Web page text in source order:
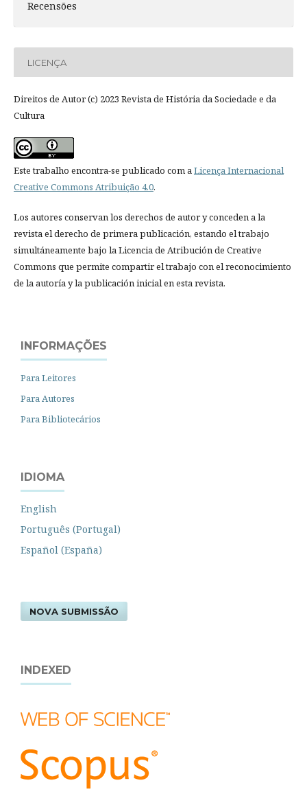
Recensões
LICENÇA
Direitos de Autor (c) 2023 Revista de História da Sociedade e da
Cultura
Este trabalho encontra-se publicado com aLicença Internacional
Creative Commons Atribuição 4.0.
Los autores conservan los derechos de autor y conceden a la
revista el derecho de primera publicación, estando el trabajo
simultáneamente bajo la Licencia de Atribución de Creative
Commons que permite compartir el trabajo con el reconocimiento
de la autoría y la publicación inicial en esta revista.
INFORMAÇÕES
Para Leitores
Para Autores
Para Bibliotecários
IDIOMA
English
Português (Portugal)
Español (España)
NOVA SUBMISSÃO
INDEXED